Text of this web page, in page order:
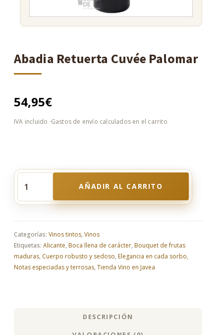
Abadia Retuerta Cuvée Palomar
54,95€
Retuerta
Palomar
cantidad
AÑADIR AL CARRITO
Categorías: Vinos tintos,Vinos
Etiquetas: Alicante, Boca llena de carácter, Bouquet de frutas
maduras, Cuerpo robusto y sedoso, Elegancia en cada sorbo,
Notas especiadas y terrosas,Tienda Vino en Javea
DESCRIPCIÓN